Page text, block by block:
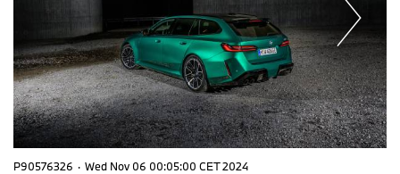
P90576326 · Wed Nov 06 00:05:00 CET 2024